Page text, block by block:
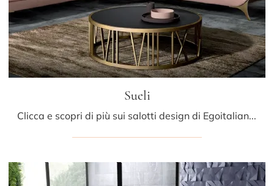
Sueli
Clicca e scopri di più sui salotti design di Egoitaliano! Differenti modelli di divani, come Sueli, ti attendono.